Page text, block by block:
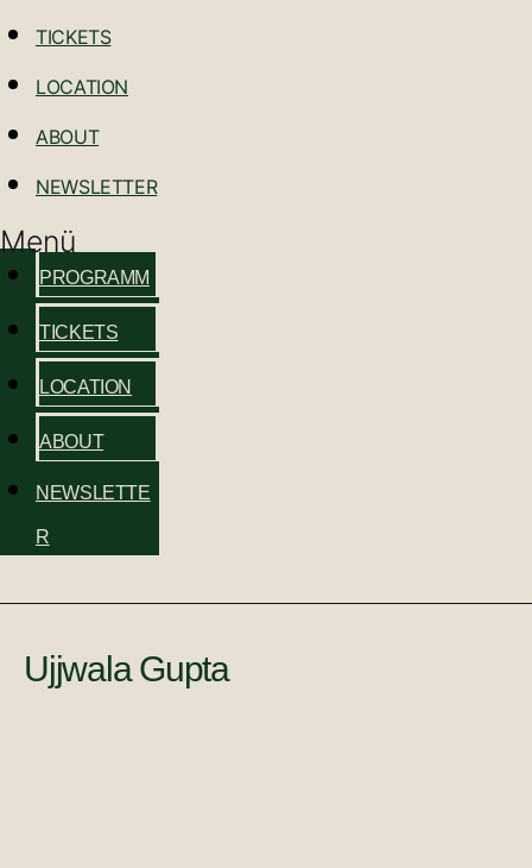
TICKETS
LOCATION
ABOUT
NEWSLETTER
Menü
PROGRAMM
TICKETS
LOCATION
ABOUT
NEWSLETTE
R
Ujjwala Gupta